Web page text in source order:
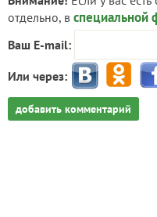
отдельно, в специальной
Ваш E-mail:
Или через:
добавить комментарий